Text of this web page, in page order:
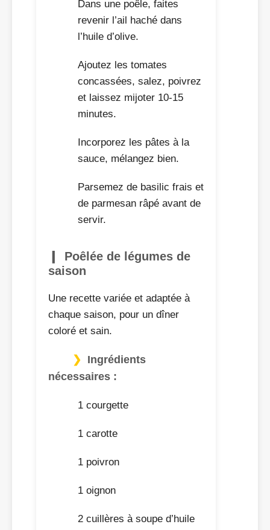
Dans une poêle, faites
revenir l’ail haché dans
l’huile d’olive.
Ajoutez les tomates
concassées, salez, poivrez
et laissez mijoter 10-15
minutes.
Incorporez les pâtes à la
sauce, mélangez bien.
Parsemez de basilic frais et
de parmesan râpé avant de
servir.
Poêlée de légumes de
saison
Une recette variée et adaptée à
chaque saison, pour un dîner
coloré et sain.
Ingrédients
nécessaires :
1 courgette
1 carotte
1 poivron
1 oignon
2 cuillères à soupe d’huile